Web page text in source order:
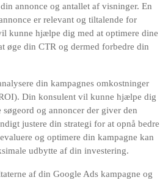
annonce og antallet af visninger. En
er relevant og tiltalende for
kunne hjælpe dig med at optimere dine
øge din CTR og dermed forbedre din
din kampagnes omkostninger
Din konsulent vil kunne hjælpe dig
og annoncer der giver den
justere din strategi for at opnå bedre
og optimere din kampagne kan
udbytte af din investering.
af din Google Ads kampagne og